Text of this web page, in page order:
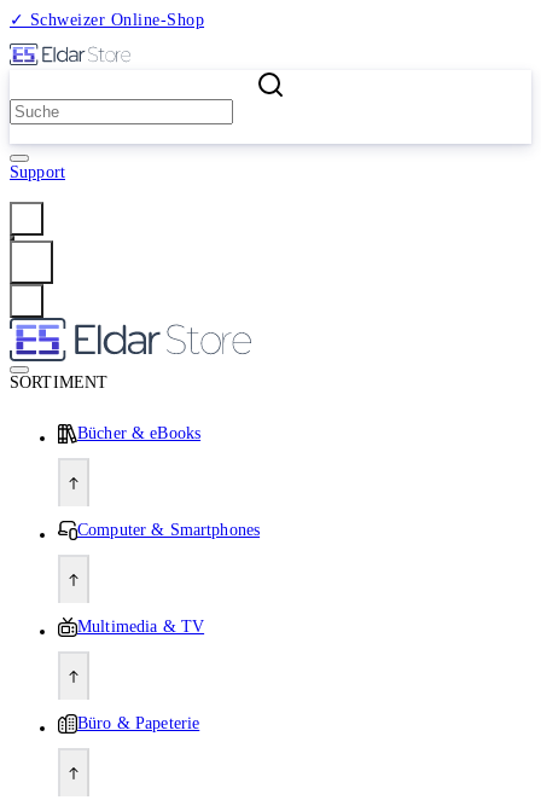
✓ Schweizer Online-Shop
Support
SORTIMENT
Bücher & eBooks
Computer & Smartphones
Multimedia & TV
Büro & Papeterie